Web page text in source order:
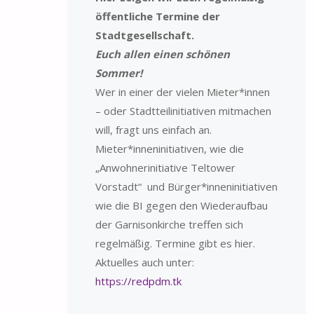
öffentliche Termine der
Stadtgesellschaft.
Euch allen einen schönen
Sommer!
Wer in einer der vielen Mieter*innen
– oder Stadtteilinitiativen mitmachen
will, fragt uns einfach an.
Mieter*inneninitiativen, wie die
„Anwohnerinitiative Teltower
Vorstadt“ und Bürger*inneninitiativen
wie die BI gegen den Wiederaufbau
der Garnisonkirche treffen sich
regelmäßig. Termine gibt es hier.
Aktuelles auch unter:
https://redpdm.tk